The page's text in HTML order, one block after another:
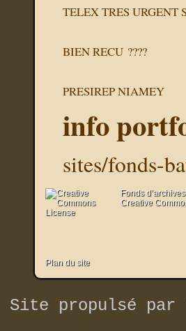
TELEX TRES URGENT
BIEN RECU ????
PRESIREP NIAMEY
info
sites/fonds-
Fonds
Creative
Plan du site
Site propulsé par